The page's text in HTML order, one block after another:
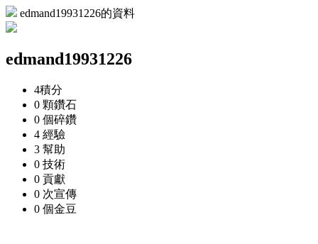
edmand19931226的資料
edmand19931226
4積分
0 顆鑽石
0 個碎鑽
4 經驗
3 幫助
0 技術
0 貢獻
0 次宣傳
0 個金豆